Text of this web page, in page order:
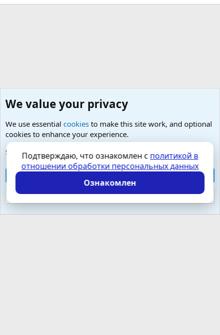
Любые вопросы от Гостей - анонимно
Cookies
Russian (RU)
Условия и правила
Политика конфиденциальности
Помощь
S
S
Локализация отXenForo.Info
We value your privacy
We use essential cookies to make this site work, and optional
cookies to enhance your experience.
See further information and configure your preferences
Reject optional cookies
Подтверждаю, что ознакомлен с политикой в
отношении обработки персональных данных
Ознакомлен